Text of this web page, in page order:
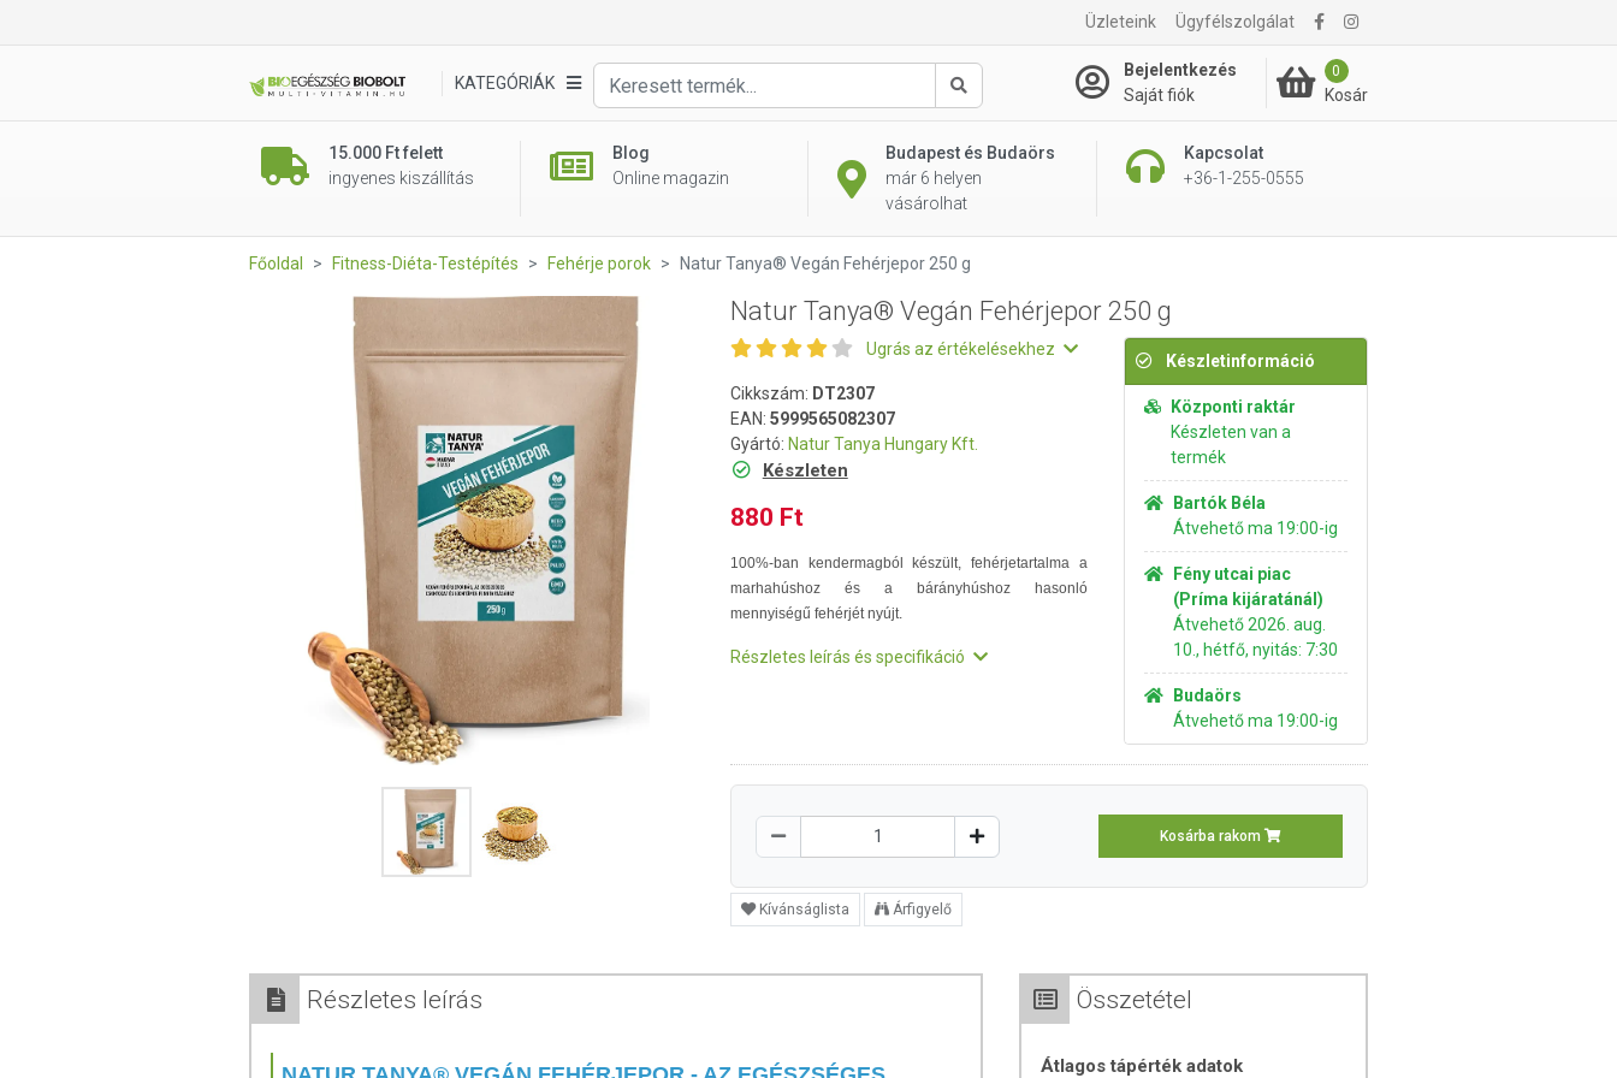
Üzleteink Ügyfélszolgálat
KATEGÓRIÁK
Keresés
Bejelentkezés
Saját fiók
0
Kosár
15.000 Ft felett
ingyenes kiszállítás
Blog
Online magazin
Budapest és Budaörs
már 6 helyen
vásárolhat
Kapcsolat
+36-1-255-0555
880 Ft Kosárba rakom
Főoldal Fitness-Diéta-Testépítés Fehérje porok Natur Tanya® Vegán Fehérjepor 250 g
Natur Tanya® Vegán Fehérjepor 250 g
Ugrás az értékelésekhez
Cikkszám: DT2307
EAN: 5999565082307
Gyártó: Natur Tanya Hungary Kft.
Készleten
880 Ft
100%-ban kendermagból készült, fehérjetartalma a
marhahúshoz és a bárányhúshoz hasonló
mennyiségű fehérjét nyújt.
Részletes leírás és specifikáció
Készletinformáció
Központi raktár
Készleten van a
termék
Bartók Béla
Átvehető ma 19:00-ig
Fény utcai piac
(Príma kijáratánál)
Átvehető 2026. aug.
10., hétfő, nyitás: 7:30
Budaörs
Átvehető ma 19:00-ig
Kosárba rakom
Kívánságlista Árfigyelő
Részletes leírás Összetétel
Átlagos tápérték adatok